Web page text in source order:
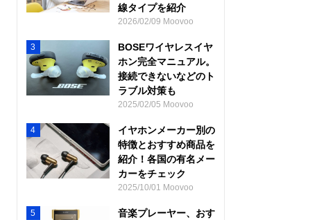
線タイプを紹介
2026/02/09 Moovoo
3
BOSEワイヤレスイヤ
ホン完全マニュアル。
接続できないなどのト
ラブル対策も
2025/02/05 Moovoo
4
イヤホンメーカー別の
特徴とおすすめ商品を
紹介！各国の有名メー
カーをチェック
2025/10/01 Moovoo
5
音楽プレーヤー、おす